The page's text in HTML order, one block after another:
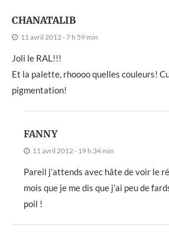
CHANATALIB
11 avril 2012 - 7 h 59 min
Joli le RAL!!!
Et la palette, rhoooo quelles couleurs!
pigmentation!
FANNY
11 avril 2012 - 19 h 34 min
Pareil j’attends avec hâte de voir le
mois que je me dis que j’ai peu de
poil !